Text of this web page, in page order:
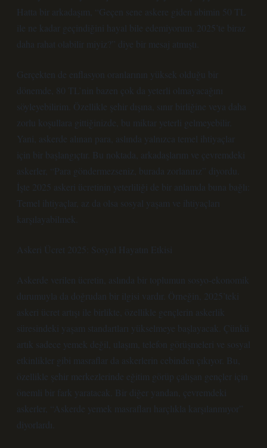
Hatta bir arkadaşım, “Geçen sene askere giden abimin 50 TL
ile ne kadar geçindiğini hayal bile edemiyorum. 2025’te biraz
daha rahat olabilir miyiz?” diye bir mesaj atmıştı.
Gerçekten de enflasyon oranlarının yüksek olduğu bir
dönemde, 80 TL’nin bazen çok da yeterli olmayacağını
söyleyebilirim. Özellikle şehir dışına, sınır birliğine veya daha
zorlu koşullara gittiğinizde, bu miktar yeterli gelmeyebilir.
Yani, askerde alınan para, aslında yalnızca temel ihtiyaçlar
için bir başlangıçtır. Bu noktada, arkadaşlarım ve çevremdeki
askerler, “Para göndermezseniz, burada zorlanırız” diyordu.
İşte 2025 askeri ücretinin yeterliliği de bir anlamda buna bağlı:
Temel ihtiyaçlar, az da olsa sosyal yaşam ve ihtiyaçları
karşılayabilmek.
Askeri Ücret 2025: Sosyal Hayatın Etkisi
Askerde verilen ücretin, aslında bir toplumun sosyo-ekonomik
durumuyla da doğrudan bir ilgisi vardır. Örneğin, 2025’teki
askeri ücret artışı ile birlikte, özellikle gençlerin askerlik
süresindeki yaşam standartları yükselmeye başlayacak. Çünkü
artık sadece yemek değil, ulaşım, telefon görüşmeleri ve sosyal
etkinlikler gibi masraflar da askerlerin cebinden çıkıyor. Bu,
özellikle şehir merkezlerinde eğitim görüp çalışan gençler için
önemli bir fark yaratacak. Bir diğer yandan, çevremdeki
askerler, “Askerde yemek masrafları harçlıkla karşılanmıyor”
diyorlardı.